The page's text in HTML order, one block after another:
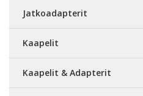
Jatkoadapterit
Kaapelit
Kaapelit & Adapterit